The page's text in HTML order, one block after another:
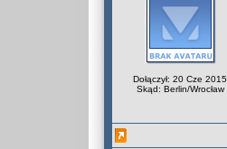
Dołączył: 20 Cze 2015
Skąd: Berlin/Wrocław